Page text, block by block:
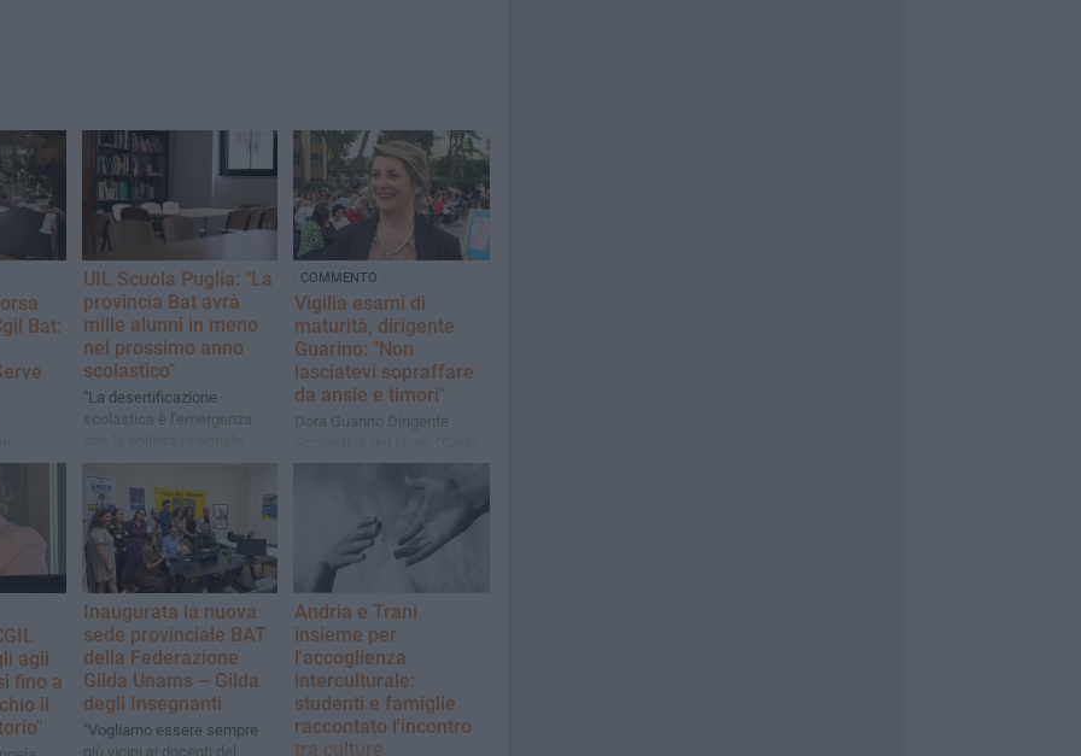
Bat:
ATA
in
soglie
dalla
UIL Scuola Puglia: "La
provincia Bat avrà
mille alunni in meno
nel prossimo anno
scolastico"
"La desertificazione
scolastica è l'emergenza
COMMENTO
Vigilia esami di
maturità, dirigente
Guarino: "Non
lasciatevi sopraffare
da ansie e timori"
Dora Guarino Dirigente
Troya” e Presidente della
rete di scuole C.I.S.A.
agli
fino a
il
Inaugurata la nuova
sede provinciale BAT
della Federazione
Gilda Unams – Gilda
degli Insegnanti
"Vogliamo essere sempre
più vicini ai docenti del
Andria e Trani
insieme per
l'accoglienza
interculturale:
studenti e famiglie
raccontato l'incontro
tra culture